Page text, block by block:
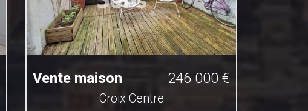
Vente maison 246 000 €
Croix Centre